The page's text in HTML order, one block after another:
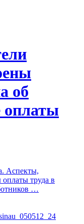
об
оплаты
Аспекты,
труда в
…